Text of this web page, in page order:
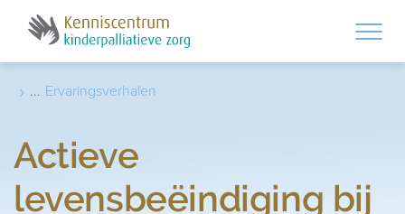
Skip to main content
› ... Ervaringsverhalen
Actieve
levensbeëindiging bij